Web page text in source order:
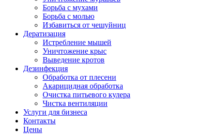
Борьба с мухами
Борьба с молью
Избавиться от чешуйниц
Дератизация
Истребление мышей
Уничтожение крыс
Выведение кротов
Дезинфекция
Обработка от плесени
Акарицидная обработка
Очистка питьевого кулера
Чистка вентиляции
Услуги для бизнеса
Контакты
Цены